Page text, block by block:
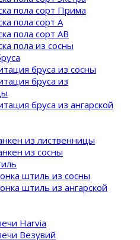
пола сорт Прима
пола сорт A
пола сорт AB
пола из сосны
бруса из сосны
бруса из
бруса из ангарской
из лиственницы
из сосны
штиль из сосны
штиль из ангарской
Harvia
Везувий